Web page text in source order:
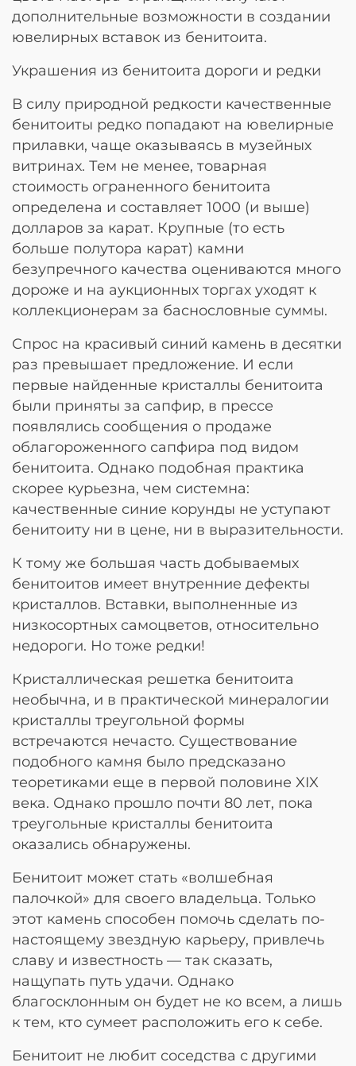
дополнительные возможности в создании
ювелирных вставок из бенитоита.
Украшения из бенитоита дороги и редки
В силу природной редкости качественные
бенитоиты редко попадают на ювелирные
прилавки, чаще оказываясь в музейных
витринах. Тем не менее, товарная
стоимость ограненного бенитоита
определена и составляет 1000 (и выше)
долларов за карат. Крупные (то есть
больше полутора карат) камни
безупречного качества оцениваются много
дороже и на аукционных торгах уходят к
коллекционерам за баснословные суммы.
Спрос на красивый синий камень в десятки
раз превышает предложение. И если
первые найденные кристаллы бенитоита
были приняты за сапфир, в прессе
появлялись сообщения о продаже
облагороженного сапфира под видом
бенитоита. Однако подобная практика
скорее курьезна, чем системна:
качественные синие корунды не уступают
бенитоиту ни в цене, ни в выразительности.
К тому же большая часть добываемых
бенитоитов имеет внутренние дефекты
кристаллов. Вставки, выполненные из
низкосортных самоцветов, относительно
недороги. Но тоже редки!
Кристаллическая решетка бенитоита
необычна, и в практической минералогии
кристаллы треугольной формы
встречаются нечасто. Существование
подобного камня было предсказано
теоретиками еще в первой половине XIX
века. Однако прошло почти 80 лет, пока
треугольные кристаллы бенитоита
оказались обнаружены.
Бенитоит может стать «волшебная
палочкой» для своего владельца. Только
этот камень способен помочь сделать по-
настоящему звездную карьеру, привлечь
славу и известность — так сказать,
нащупать путь удачи. Однако
благосклонным он будет не ко всем, а лишь
к тем, кто сумеет расположить его к себе.
Бенитоит не любит соседства с другими